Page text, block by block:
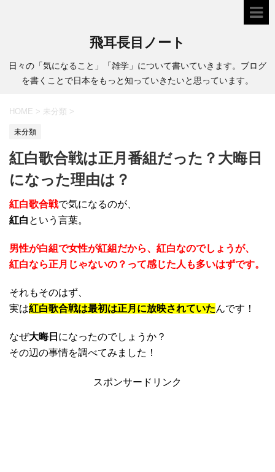
飛耳長目ノート
日々の「気になること」「雑学」について書いていきます。ブログ
を書くことで日本をもっと知っていきたいと思っています。
HOME > 未分類 >
未分類
紅白歌合戦は正月番組だった？大晦日
になった理由は？
紅白歌合戦で気になるのが、
紅白 という言葉。
男性が白組で女性が紅組だから、紅白なのでしょうが、
紅白なら正月じゃないの？って感じた人も多いはずです。
それもそのはず、
実は紅白歌合戦は最初は正月に放映されていたんです！
なぜ大晦日 になったのでしょうか？
その辺の事情を調べてみました！
スポンサードリンク